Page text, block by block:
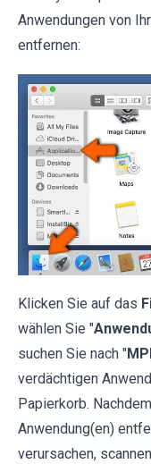
Anwendungen von
entfernen:
Klicken Sie auf das
wählen Sie "
suchen Sie nach "
verdächtigen
Papierkorb.
Anwendung(en)
verursachen,